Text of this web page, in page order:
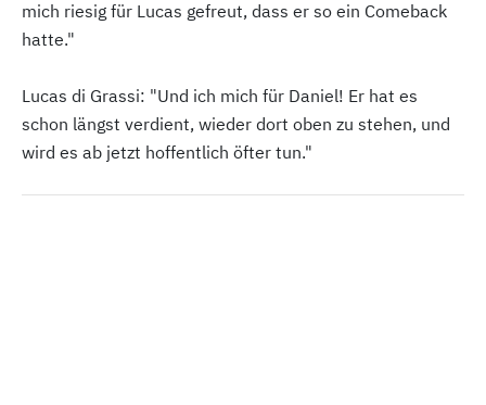
mich riesig für Lucas gefreut, dass er so ein Comeback
hatte."
Lucas di Grassi: "Und ich mich für Daniel! Er hat es
schon längst verdient, wieder dort oben zu stehen, und
wird es ab jetzt hoffentlich öfter tun."